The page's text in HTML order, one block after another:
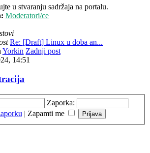
u stvaranju sadržaja na portalu.
Moderatori/ce
Re: [Draft] Linux u doba an...
Yorkin Zadnji post
14:51
Zaporka:
| Zapamti me